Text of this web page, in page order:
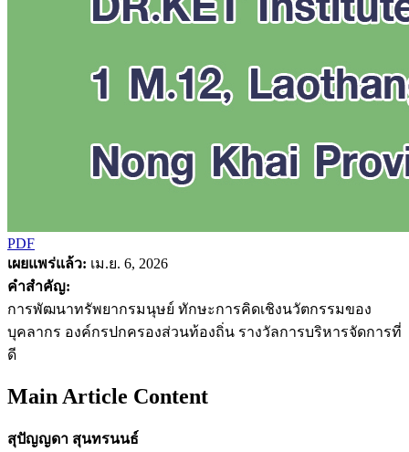
PDF
เผยแพร่แล้ว: เม.ย. 6, 2026
คำสำคัญ:
การพัฒนาทรัพยากรมนุษย์ ทักษะการคิดเชิงนวัตกรรมของ
บุคลากร องค์กรปกครองส่วนท้องถิ่น รางวัลการบริหารจัดการที่
ดี
Main Article Content
สุปัญญดา สุนทรนนธ์